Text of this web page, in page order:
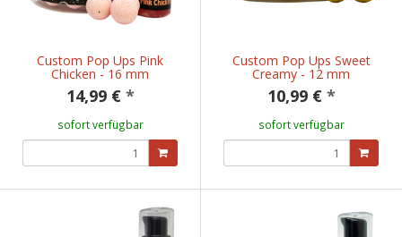
Custom Pop Ups Pink
Chicken - 16 mm
14,99 € *
sofort verfügbar
Custom Pop Ups Sweet
Creamy - 12 mm
10,99 € *
sofort verfügbar